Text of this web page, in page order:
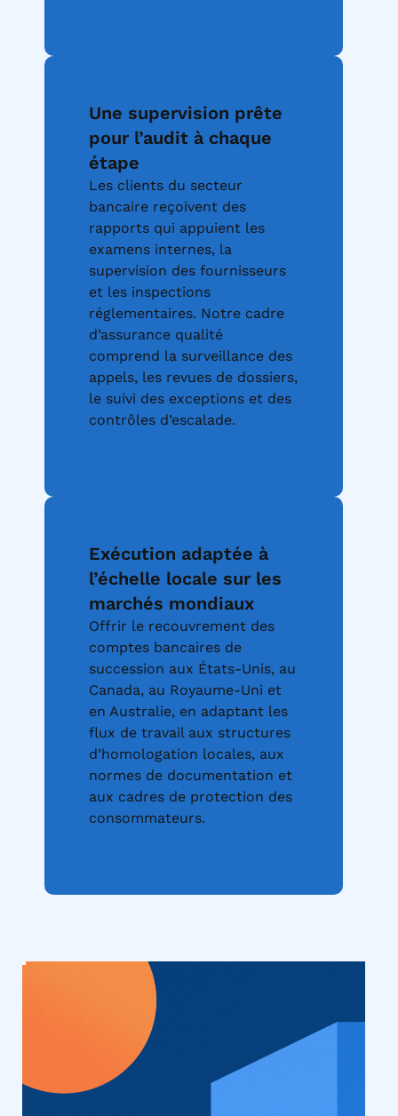
Une supervision prête
pour l’audit à chaque
étape
Les clients du secteur
bancaire reçoivent des
rapports qui appuient les
examens internes, la
supervision des fournisseurs
et les inspections
réglementaires. Notre cadre
d’assurance qualité
comprend la surveillance des
appels, les revues de dossiers,
le suivi des exceptions et des
contrôles d’escalade.
Exécution adaptée à
l’échelle locale sur les
marchés mondiaux
Offrir le recouvrement des
comptes bancaires de
succession aux États-Unis, au
Canada, au Royaume-Uni et
en Australie, en adaptant les
flux de travail aux structures
d’homologation locales, aux
normes de documentation et
aux cadres de protection des
consommateurs.